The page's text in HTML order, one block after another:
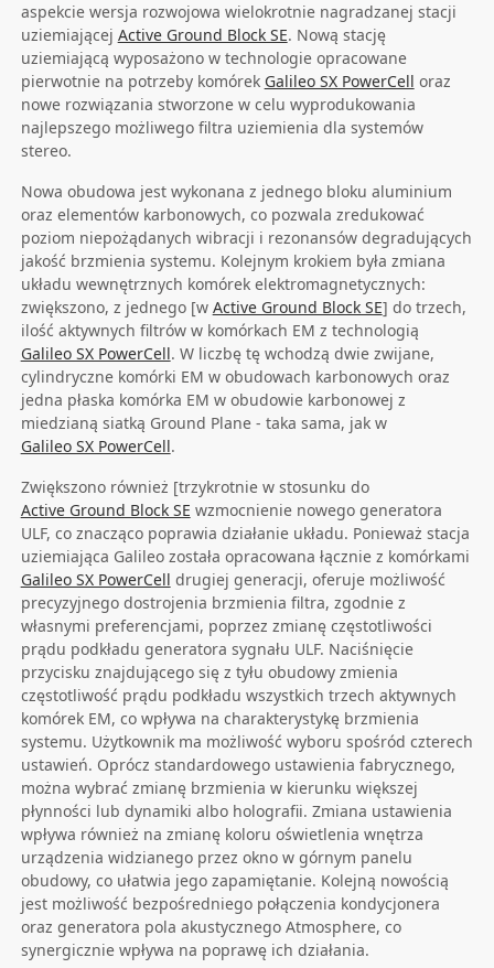
aspekcie wersja rozwojowa wielokrotnie nagradzanej stacji
uziemiającej Active Ground Block SE. Nową stację
uziemiającą wyposażono w technologie opracowane
pierwotnie na potrzeby komórek Galileo SX PowerCell oraz
nowe rozwiązania stworzone w celu wyprodukowania
najlepszego możliwego filtra uziemienia dla systemów
stereo.
Nowa obudowa jest wykonana z jednego bloku aluminium
oraz elementów karbonowych, co pozwala zredukować
poziom niepożądanych wibracji i rezonansów degradujących
jakość brzmienia systemu. Kolejnym krokiem była zmiana
układu wewnętrznych komórek elektromagnetycznych:
zwiększono, z jednego [w Active Ground Block SE] do trzech,
ilość aktywnych filtrów w komórkach EM z technologią
Galileo SX PowerCell. W liczbę tę wchodzą dwie zwijane,
cylindryczne komórki EM w obudowach karbonowych oraz
jedna płaska komórka EM w obudowie karbonowej z
miedzianą siatką Ground Plane - taka sama, jak w
Galileo SX PowerCell.
Zwiększono również [trzykrotnie w stosunku do
Active Ground Block SE wzmocnienie nowego generatora
ULF, co znacząco poprawia działanie układu. Ponieważ stacja
uziemiająca Galileo została opracowana łącznie z komórkami
Galileo SX PowerCell drugiej generacji, oferuje możliwość
precyzyjnego dostrojenia brzmienia filtra, zgodnie z
własnymi preferencjami, poprzez zmianę częstotliwości
prądu podkładu generatora sygnału ULF. Naciśnięcie
przycisku znajdującego się z tyłu obudowy zmienia
częstotliwość prądu podkładu wszystkich trzech aktywnych
komórek EM, co wpływa na charakterystykę brzmienia
systemu. Użytkownik ma możliwość wyboru spośród czterech
ustawień. Oprócz standardowego ustawienia fabrycznego,
można wybrać zmianę brzmienia w kierunku większej
płynności lub dynamiki albo holografii. Zmiana ustawienia
wpływa również na zmianę koloru oświetlenia wnętrza
urządzenia widzianego przez okno w górnym panelu
obudowy, co ułatwia jego zapamiętanie. Kolejną nowością
jest możliwość bezpośredniego połączenia kondycjonera
oraz generatora pola akustycznego Atmosphere, co
synergicznie wpływa na poprawę ich działania.